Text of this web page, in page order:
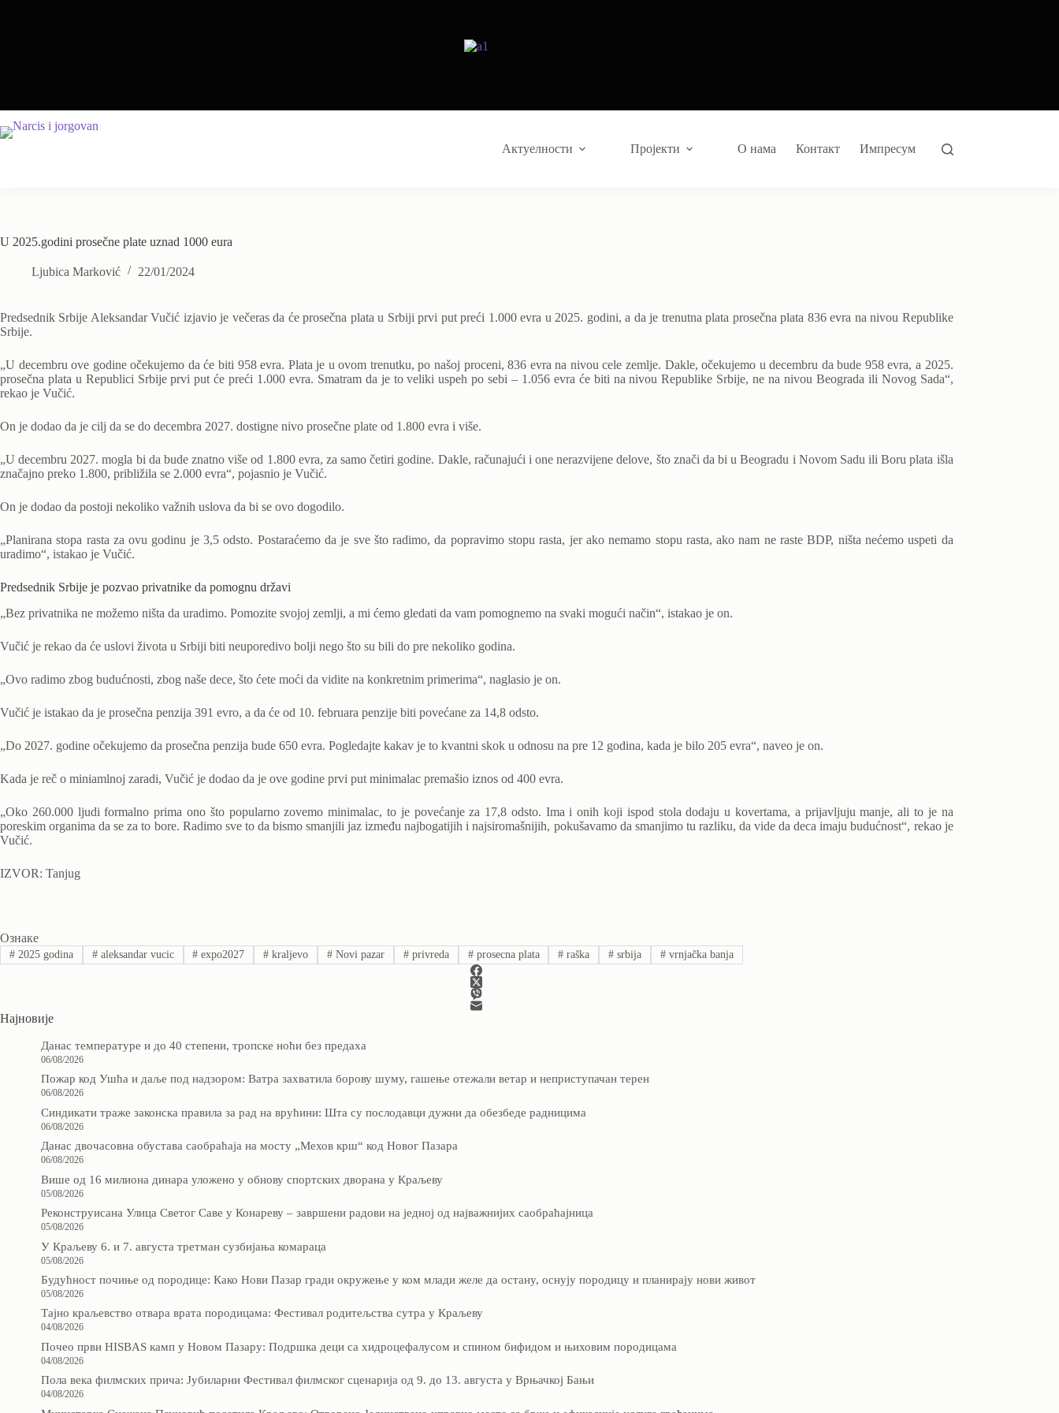
Актуелности Пројекти О нама Контакт Импресум
U 2025.godini prosečne plate uznad 1000 eura
Ljubica Marković 22/01/2024
Predsednik Srbije Aleksandar Vučić izjavio je večeras da će prosečna plata u Srbiji prvi put preći 1.000 evra u 2025. godini, a da je trenutna plata prosečna plata 836 evra na nivou Republike
Srbije.
„U decembru ove godine očekujemo da će biti 958 evra. Plata je u ovom trenutku, po našoj proceni, 836 evra na nivou cele zemlje. Dakle, očekujemo u decembru da bude 958 evra, a 2025.
prosečna plata u Republici Srbije prvi put će preći 1.000 evra. Smatram da je to veliki uspeh po sebi – 1.056 evra će biti na nivou Republike Srbije, ne na nivou Beograda ili Novog Sada“,
rekao je Vučić.
On je dodao da je cilj da se do decembra 2027. dostigne nivo prosečne plate od 1.800 evra i više.
„U decembru 2027. mogla bi da bude znatno više od 1.800 evra, za samo četiri godine. Dakle, računajući i one nerazvijene delove, što znači da bi u Beogradu i Novom Sadu ili Boru plata išla
značajno preko 1.800, približila se 2.000 evra“, pojasnio je Vučić.
On je dodao da postoji nekoliko važnih uslova da bi se ovo dogodilo.
„Planirana stopa rasta za ovu godinu je 3,5 odsto. Postaraćemo da je sve što radimo, da popravimo stopu rasta, jer ako nemamo stopu rasta, ako nam ne raste BDP, ništa nećemo uspeti da
uradimo“, istakao je Vučić.
Predsednik Srbije je pozvao privatnike da pomognu državi
„Bez privatnika ne možemo ništa da uradimo. Pomozite svojoj zemlji, a mi ćemo gledati da vam pomognemo na svaki mogući način“, istakao je on.
Vučić je rekao da će uslovi života u Srbiji biti neuporedivo bolji nego što su bili do pre nekoliko godina.
„Ovo radimo zbog budućnosti, zbog naše dece, što ćete moći da vidite na konkretnim primerima“, naglasio je on.
Vučić je istakao da je prosečna penzija 391 evro, a da će od 10. februara penzije biti povećane za 14,8 odsto.
„Do 2027. godine očekujemo da prosečna penzija bude 650 evra. Pogledajte kakav je to kvantni skok u odnosu na pre 12 godina, kada je bilo 205 evra“, naveo je on.
Kada je reč o miniamlnoj zaradi, Vučić je dodao da je ove godine prvi put minimalac premašio iznos od 400 evra.
„Oko 260.000 ljudi formalno prima ono što popularno zovemo minimalac, to je povećanje za 17,8 odsto. Ima i onih koji ispod stola dodaju u kovertama, a prijavljuju manje, ali to je na
poreskim organima da se za to bore. Radimo sve to da bismo smanjili jaz između najbogatijih i najsiromašnijih, pokušavamo da smanjimo tu razliku, da vide da deca imaju budućnost“, rekao je
Vučić.
IZVOR: Tanjug
Ознаке
#2025 godina #aleksandar vucic # expo2027 # kraljevo # Novi pazar #privreda #prosecna plata # raška # srbija #vrnjačka banja
Најновије
Данас температуре и до 40 степени, тропске ноћи без предаха
06/08/2026
Пожар код Ушћа и даље под надзором: Ватра захватила борову шуму, гашење отежали ветар и неприступачан терен
06/08/2026
Синдикати траже законска правила за рад на врућини: Шта су послодавци дужни да обезбеде радницима
06/08/2026
Данас двочасовна обустава саобраћаја на мосту „Мехов крш“ код Новог Пазара
06/08/2026
Више од 16 милиона динара уложено у обнову спортских дворана у Краљеву
05/08/2026
Реконструисана Улица Светог Саве у Конареву – завршени радови на једној од најважнијих саобраћајница
05/08/2026
У Краљеву 6. и 7. августа третман сузбијања комараца
05/08/2026
Будућност почиње од породице: Како Нови Пазар гради окружење у ком млади желе да остану, оснују породицу и планирају нови живот
05/08/2026
Тајно краљевство отвара врата породицама: Фестивал родитељства сутра у Краљеву
04/08/2026
Почео први HISBAS камп у Новом Пазару: Подршка деци са хидроцефалусом и спином бифидом и њиховим породицама
04/08/2026
Пола века филмских прича: Јубиларни Фестивал филмског сценарија од 9. до 13. августа у Врњачкој Бањи
04/08/2026